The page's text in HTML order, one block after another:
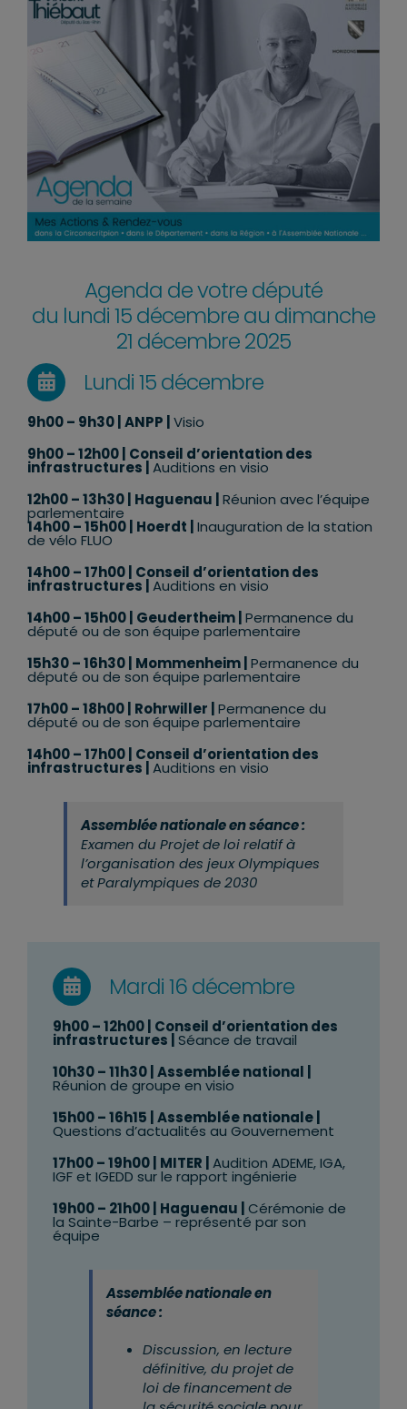
Agenda de votre député
du lundi 15 décembre au dimanche
21 décembre 2025
Lundi 15 décembre
9h00 – 9h30 | ANPP | Visio
9h00 – 12h00 | Conseil d’orientation des
infrastructures | Auditions en visio
12h00 – 13h30 | Haguenau | Réunion avec l’équipe
parlementaire
14h00 – 15h00 | Hoerdt | Inauguration de la station
de vélo FLUO
14h00 – 17h00 | Conseil d’orientation des
infrastructures | Auditions en visio
14h00 – 15h00 | Geudertheim | Permanence du
député ou de son équipe parlementaire
15h30 – 16h30 | Mommenheim | Permanence du
député ou de son équipe parlementaire
17h00 – 18h00 | Rohrwiller | Permanence du
député ou de son équipe parlementaire
14h00 – 17h00 | Conseil d’orientation des
infrastructures | Auditions en visio
Assemblée nationale en séance :
Examen du Projet de loi relatif à
l’organisation des jeux Olympiques
et Paralympiques de 2030
Mardi 16 décembre
9h00 – 12h00 | Conseil d’orientation des
infrastructures | Séance de travail
10h30 – 11h30 | Assemblée national |
Réunion de groupe en visio
15h00 – 16h15 | Assemblée nationale
Questions d’actualités au Gouvernement
17h00 – 19h00 | MITER Audition ADEME, IGA,
IGF et IGEDD sur le rapport ingénierie
19h00 – 21h00 | Haguenau Cérémonie de
la Sainte-Barbe – représenté par son
équipe
Assemblée nationale en
séance :
Discussion, en lecture
définitive, du projet de
loi de financement de